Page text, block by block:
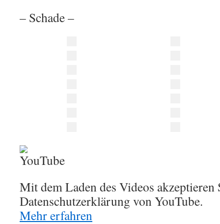
– Schade –
Mit dem Laden des Videos akzeptieren
Datenschutzerklärung von YouTube.
Mehr erfahren